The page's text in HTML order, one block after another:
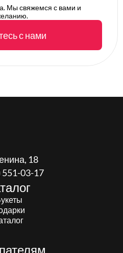
Мы свяжемся с вами и
с нами
18
551-03-17